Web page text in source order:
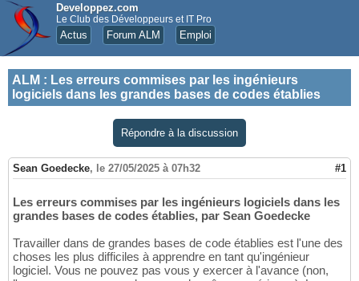
Developpez.com
Le Club des Développeurs et IT Pro
Actus Forum ALM Emploi
ALM : Les erreurs commises par les ingénieurs
logiciels dans les grandes bases de codes établies
Répondre à la discussion
Sean Goedecke, le 27/05/2025 à 07h32 #1
Les erreurs commises par les ingénieurs logiciels dans les
grandes bases de codes établies, par Sean Goedecke
Travailler dans de grandes bases de code établies est l'une des
choses les plus difficiles à apprendre en tant qu'ingénieur
logiciel. Vous ne pouvez pas vous y exercer à l'avance (non,